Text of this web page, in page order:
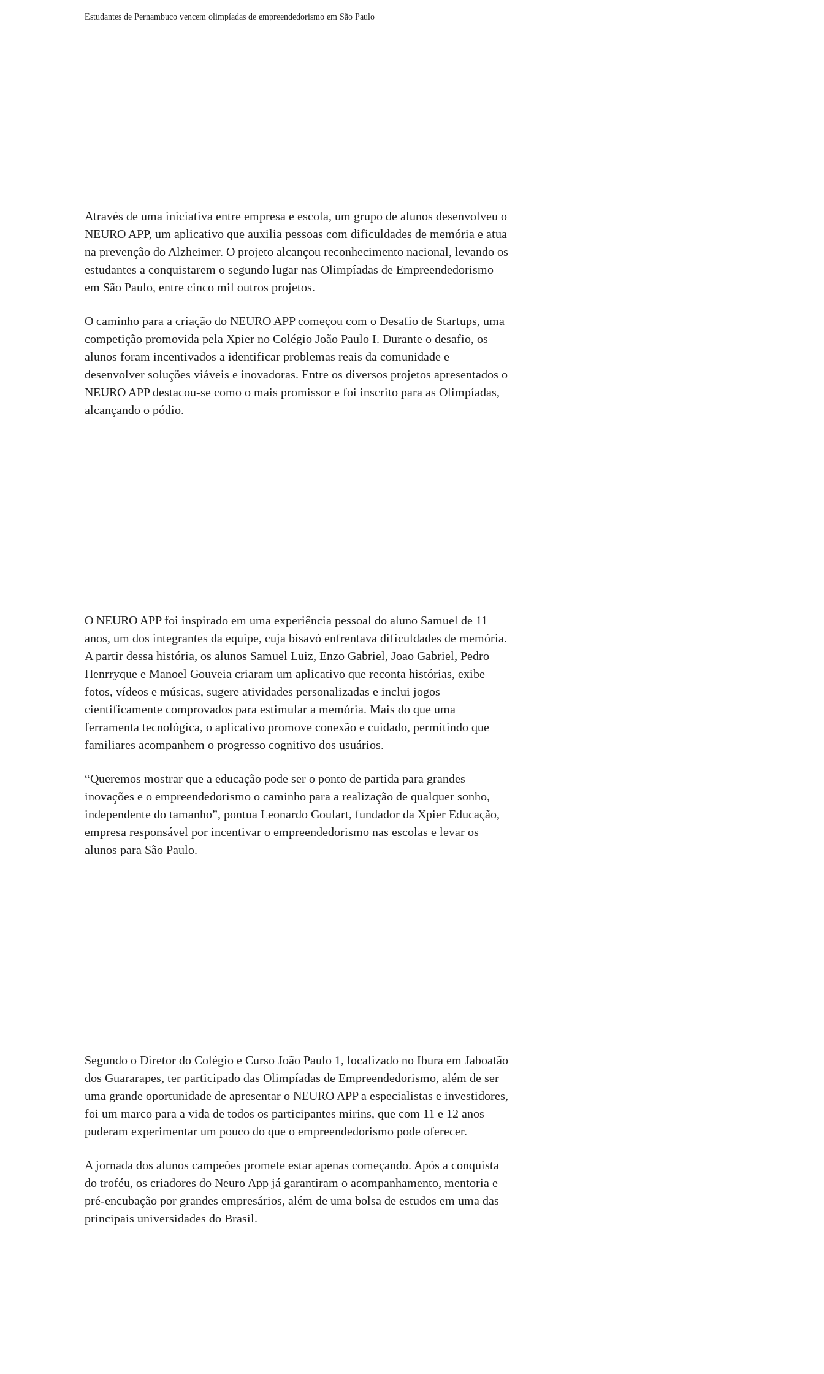
Estudantes de Pernambuco vencem olimpíadas de empreendedorismo em São Paulo
Através de uma iniciativa entre empresa e escola, um grupo de alunos desenvolveu o
NEURO APP, um aplicativo que auxilia pessoas com dificuldades de memória e atua
na prevenção do Alzheimer. O projeto alcançou reconhecimento nacional, levando os
estudantes a conquistarem o segundo lugar nas Olimpíadas de Empreendedorismo
em São Paulo, entre cinco mil outros projetos.
O caminho para a criação do NEURO APP começou com o Desafio de Startups, uma
competição promovida pela Xpier no Colégio João Paulo I. Durante o desafio, os
alunos foram incentivados a identificar problemas reais da comunidade e
desenvolver soluções viáveis e inovadoras. Entre os diversos projetos apresentados o
NEURO APP destacou-se como o mais promissor e foi inscrito para as Olimpíadas,
alcançando o pódio.
O NEURO APP foi inspirado em uma experiência pessoal do aluno Samuel de 11
anos, um dos integrantes da equipe, cuja bisavó enfrentava dificuldades de memória.
A partir dessa história, os alunos Samuel Luiz, Enzo Gabriel, Joao Gabriel, Pedro
Henrryque e Manoel Gouveia criaram um aplicativo que reconta histórias, exibe
fotos, vídeos e músicas, sugere atividades personalizadas e inclui jogos
cientificamente comprovados para estimular a memória. Mais do que uma
ferramenta tecnológica, o aplicativo promove conexão e cuidado, permitindo que
familiares acompanhem o progresso cognitivo dos usuários.
“Queremos mostrar que a educação pode ser o ponto de partida para grandes
inovações e o empreendedorismo o caminho para a realização de qualquer sonho,
independente do tamanho”, pontua Leonardo Goulart, fundador da Xpier Educação,
empresa responsável por incentivar o empreendedorismo nas escolas e levar os
alunos para São Paulo.
Segundo o Diretor do Colégio e Curso João Paulo 1, localizado no Ibura em Jaboatão
dos Guararapes, ter participado das Olimpíadas de Empreendedorismo, além de ser
uma grande oportunidade de apresentar o NEURO APP a especialistas e investidores,
foi um marco para a vida de todos os participantes mirins, que com 11 e 12 anos
puderam experimentar um pouco do que o empreendedorismo pode oferecer.
A jornada dos alunos campeões promete estar apenas começando. Após a conquista
do troféu, os criadores do Neuro App já garantiram o acompanhamento, mentoria e
pré-encubação por grandes empresários, além de uma bolsa de estudos em uma das
principais universidades do Brasil.